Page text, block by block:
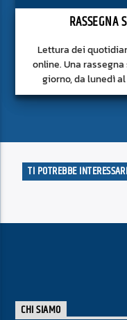
Lettura dei
online. Una
giorno, da lunedì
approfondito delle
TI POTREBBE
CHI SIAMO